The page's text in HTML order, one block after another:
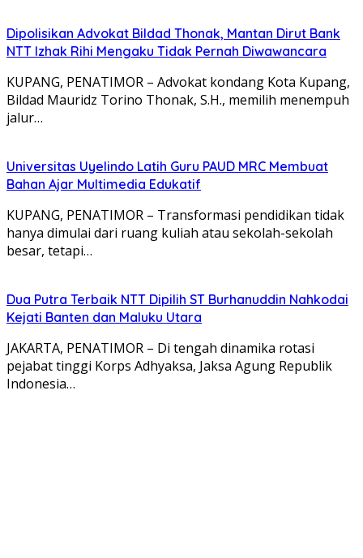
Dipolisikan Advokat Bildad Thonak, Mantan Dirut Bank
NTT Izhak Rihi Mengaku Tidak Pernah Diwawancara
KUPANG, PENATIMOR – Advokat kondang Kota Kupang,
Bildad Mauridz Torino Thonak, S.H., memilih menempuh
jalur…
Universitas Uyelindo Latih Guru PAUD MRC Membuat
Bahan Ajar Multimedia Edukatif
KUPANG, PENATIMOR – Transformasi pendidikan tidak
hanya dimulai dari ruang kuliah atau sekolah-sekolah
besar, tetapi…
Dua Putra Terbaik NTT Dipilih ST Burhanuddin Nahkodai
Kejati Banten dan Maluku Utara
JAKARTA, PENATIMOR – Di tengah dinamika rotasi
pejabat tinggi Korps Adhyaksa, Jaksa Agung Republik
Indonesia…